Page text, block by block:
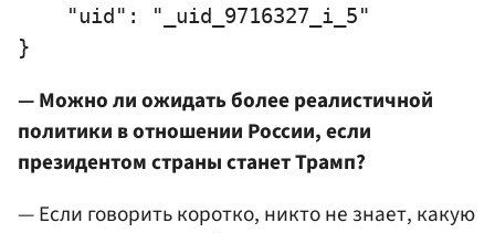
    "uid": "_uid_9716327_i_5"
— Можно ли ожидать более реалистичной
политики в отношении России, если
президентом страны станет Трамп?
— Если говорить коротко, никто не знает, какую